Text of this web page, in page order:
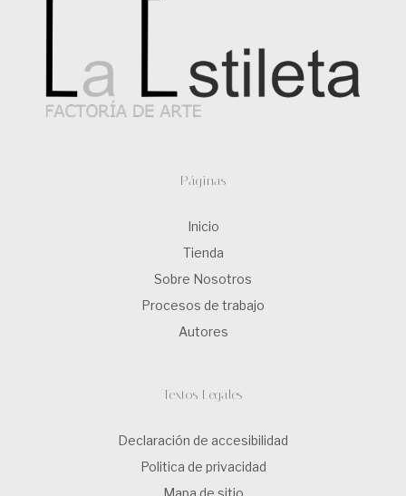
Páginas
Inicio
Tienda
Sobre Nosotros
Procesos de trabajo
Autores
Textos Legales
Declaración de accesibilidad
Politica de privacidad